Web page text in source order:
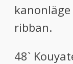
ribban.
48`